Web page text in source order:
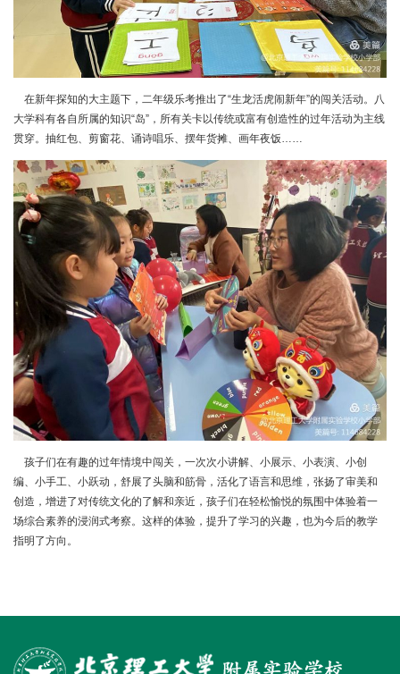
在新年探知的大主题下，二年级乐考推出了“生龙活虎闹新年”的闯关活动。八
大学科有各自所属的知识“岛”，所有关卡以传统或富有创造性的过年活动为主线
贯穿。抽红包、剪窗花、诵诗唱乐、摆年货摊、画年夜饭……
孩子们在有趣的过年情境中闯关，一次次小讲解、小展示、小表演、小创
编、小手工、小跃动，舒展了头脑和筋骨，活化了语言和思维，张扬了审美和
创造，增进了对传统文化的了解和亲近，孩子们在轻松愉悦的氛围中体验着一
场综合素养的浸润式考察。这样的体验，提升了学习的兴趣，也为今后的教学
指明了方向。